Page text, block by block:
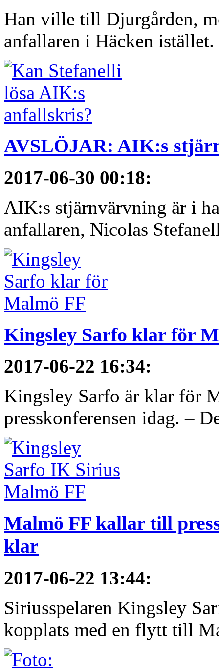
Han ville till Djurgården,
anfallaren i Häcken
AVSLÖJAR: AIK:s
2017-06-30 00:18:
AIK:s stjärnvärvning är i
anfallaren, Nicolas
Kingsley Sarfo klar för
2017-06-22 16:34:
Kingsley Sarfo är klar för
presskonferensen idag. –
Malmö FF kallar till
klar
2017-06-22 13:44:
Siriusspelaren Kingsley
kopplats med en flytt till